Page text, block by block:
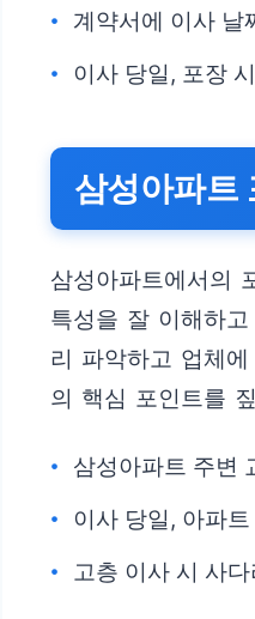
계약서에 이사 날
이사 당일, 포장
삼성아파트
삼성아파트에서의
특성을 잘 이해하
리 파악하고 업체
의 핵심 포인트를
삼성아파트 주변
이사 당일, 아파
고층 이사 시 사